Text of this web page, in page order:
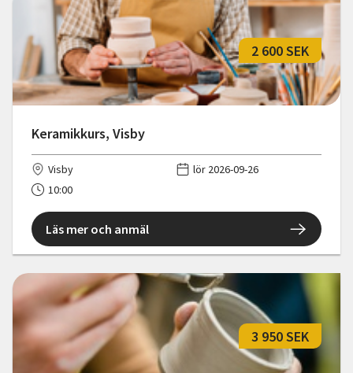
Keramikkurs, Visby
2 600 SEK
Visby
lör 2026-09-26
10:00
Läs mer och anmäl
3 950 SEK